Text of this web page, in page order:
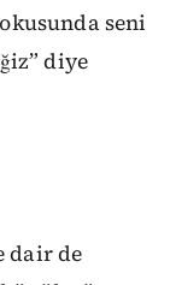
seni
diye
dair de